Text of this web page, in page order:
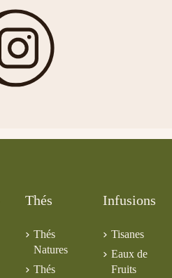
Thés
Thés
Natures
Thés
Infusions
Tisanes
Eaux de
Fruits